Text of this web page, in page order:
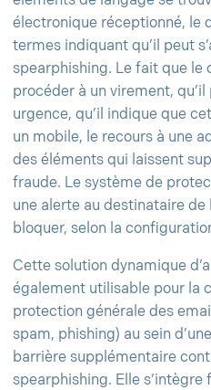
électronique réceptionné, le
termes indiquant qu’il peut
spearphishing. Le fait que le
procéder à un virement,
urgence, qu’il indique que
un mobile, le recours à une
des éléments qui laissent
fraude. Le système de
une alerte au destinataire de
bloquer, selon la
Cette solution dynamique
également utilisable pour la
protection générale des
spam, phishing) au sein
barrière supplémentaire
spearphishing. Elle